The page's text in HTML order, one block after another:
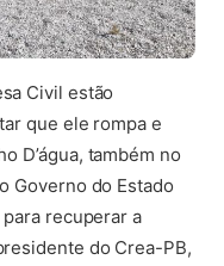
Civil estão
que ele rompa e
D’água, também no
Governo do Estado
recuperar a
do Crea-PB,